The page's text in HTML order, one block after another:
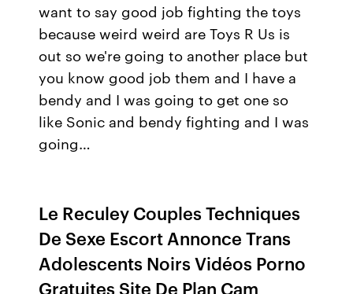
want to say good job fighting the toys
because weird weird are Toys R Us is
out so we're going to another place but
you know good job them and I have a
bendy and I was going to get one so
like Sonic and bendy fighting and I was
going…
Le Reculey Couples Techniques
De Sexe Escort Annonce Trans
Adolescents Noirs Vidéos Porno
Gratuites Site De Plan Cam